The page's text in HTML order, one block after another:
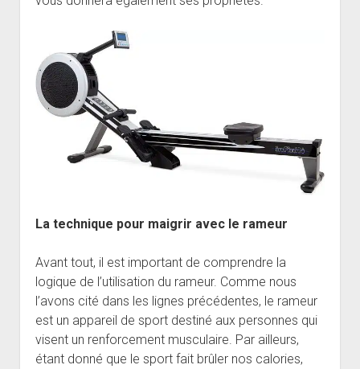
La technique pour maigrir avec le rameur
Avant tout, il est important de comprendre la
logique de l’utilisation du rameur. Comme nous
l’avons cité dans les lignes précédentes, le rameur
est un appareil de sport destiné aux personnes qui
visent un renforcement musculaire. Par ailleurs,
étant donné que le sport fait brûler nos calories,